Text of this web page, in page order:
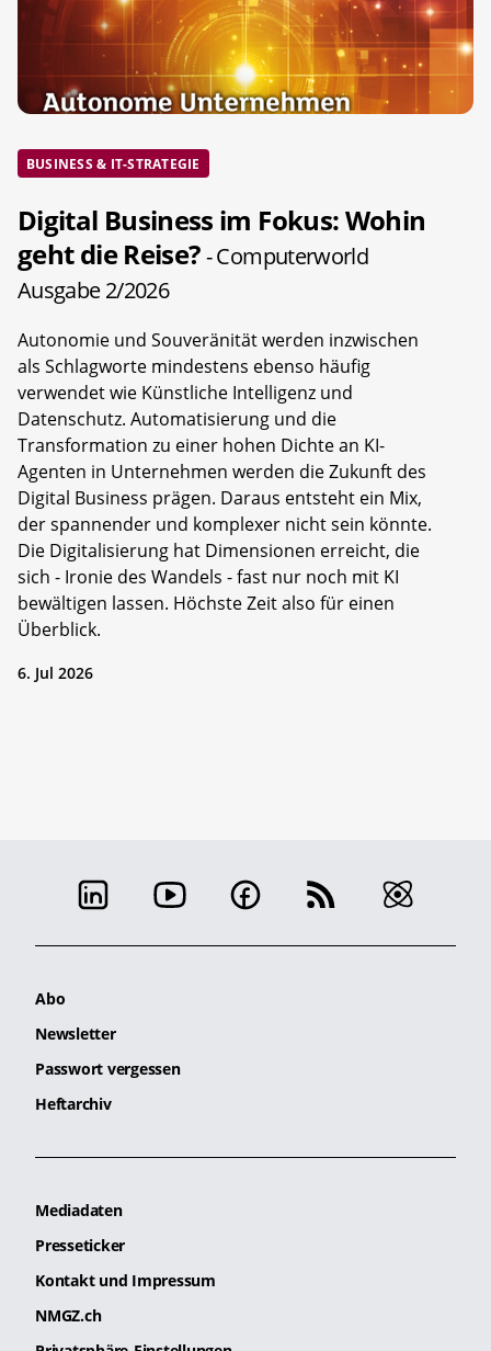
BUSINESS & IT-STRATEGIE
Digital Business im Fokus: Wohin
geht die Reise?- Computerworld
Ausgabe 2/2026
Autonomie und Souveränität werden inzwischen
als Schlagworte mindestens ebenso häufig
verwendet wie Künstliche Intelligenz und
Datenschutz. Automatisierung und die
Transformation zu einer hohen Dichte an KI-
Agenten in Unternehmen werden die Zukunft des
Digital Business prägen. Daraus entsteht ein Mix,
der spannender und komplexer nicht sein könnte.
Die Digitalisierung hat Dimensionen erreicht, die
sich - Ironie des Wandels - fast nur noch mit KI
bewältigen lassen. Höchste Zeit also für einen
Überblick.
6. Jul 2026
Abo
Newsletter
Passwort vergessen
Heftarchiv
Mediadaten
Presseticker
Kontakt und Impressum
NMGZ.ch